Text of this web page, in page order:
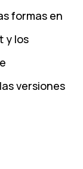
formas en
y los
versiones